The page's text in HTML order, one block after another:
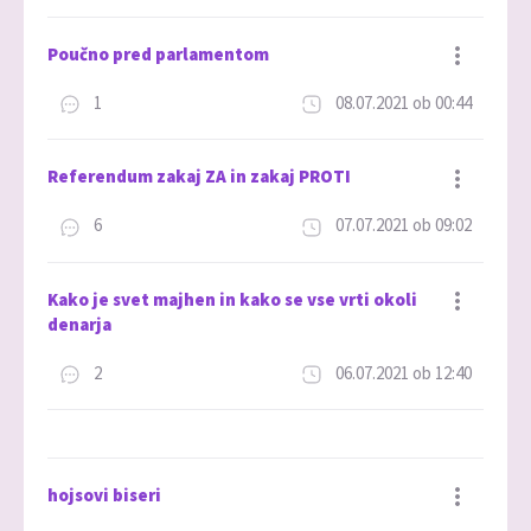
Poučno pred parlamentom
1 08.07.2021 ob 00:44
Referendum zakaj ZA in zakaj PROTI
6 07.07.2021 ob 09:02
Kako je svet majhen in kako se vse vrti okoli
denarja
2 06.07.2021 ob 12:40
Dodaj med priljubljene
hojsovi biseri